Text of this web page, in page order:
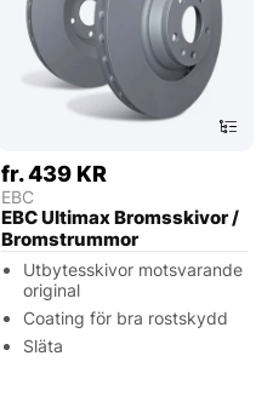
fr. 439 KR
EBC
EBC Ultimax Bromsskivor /
Bromstrummor
Utbytesskivor motsvarande
original
Coating för bra rostskydd
Släta